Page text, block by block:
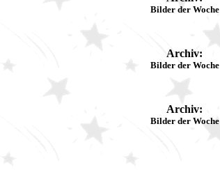
Bilder der Woche
Archiv:
Bilder der Woche
Archiv:
Bilder der Woche